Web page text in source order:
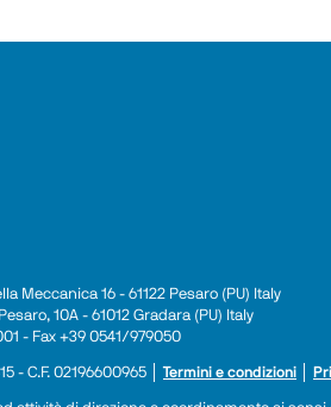
Meccanica 16 - 61122 Pesaro (PU) Italy
10A - 61012 Gradara (PU) Italy
- Fax +39 0541/979050
- C.F. 02196600965 │ Termini e condizioni